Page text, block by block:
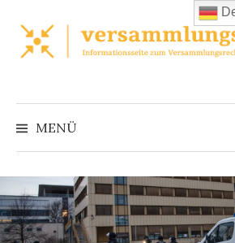
Inhalt
überspringen
MENÜ